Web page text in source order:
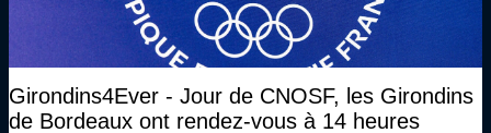
Girondins4Ever - Jour de CNOSF, les Girondins
de Bordeaux ont rendez-vous à 14 heures